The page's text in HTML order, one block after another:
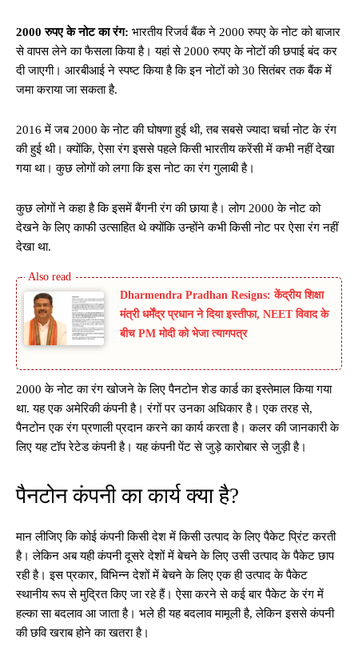
2000 रुपए के नोट का रंग: भारतीय रिजर्व बैंक ने 2000 रुपए के नोट को बाजार
से वापस लेने का फैसला किया है। यहां से 2000 रुपए के नोटों की छपाई बंद कर
दी जाएगी। आरबीआई ने स्पष्ट किया है कि इन नोटों को 30 सितंबर तक बैंक में
जमा कराया जा सकता है.
2016 में जब 2000 के नोट की घोषणा हुई थी, तब सबसे ज्यादा चर्चा नोट के रंग
की हुई थी। क्योंकि, ऐसा रंग इससे पहले किसी भारतीय करेंसी में कभी नहीं देखा
गया था। कुछ लोगों को लगा कि इस नोट का रंग गुलाबी है।
कुछ लोगों ने कहा है कि इसमें बैंगनी रंग की छाया है। लोग 2000 के नोट को
देखने के लिए काफी उत्साहित थे क्योंकि उन्होंने कभी किसी नोट पर ऐसा रंग नहीं
देखा था.
Dharmendra Pradhan Resigns: केंद्रीय शिक्षा
मंत्री धर्मेंद्र प्रधान ने दिया इस्तीफा, NEET विवाद के
बीच PM मोदी को भेजा त्यागपत्र
2000 के नोट का रंग खोजने के लिए पैनटोन शेड कार्ड का इस्तेमाल किया गया
था. यह एक अमेरिकी कंपनी है। रंगों पर उनका अधिकार है। एक तरह से,
पैनटोन एक रंग प्रणाली प्रदान करने का कार्य करता है। कलर की जानकारी के
लिए यह टॉप रेटेड कंपनी है। यह कंपनी पेंट से जुड़े कारोबार से जुड़ी है।
पैनटोन कंपनी का कार्य क्या है?
मान लीजिए कि कोई कंपनी किसी देश में किसी उत्पाद के लिए पैकेट प्रिंट करती
है। लेकिन अब यही कंपनी दूसरे देशों में बेचने के लिए उसी उत्पाद के पैकेट छाप
रही है। इस प्रकार, विभिन्न देशों में बेचने के लिए एक ही उत्पाद के पैकेट
स्थानीय रूप से मुद्रित किए जा रहे हैं। ऐसा करने से कई बार पैकेट के रंग में
हल्का सा बदलाव आ जाता है। भले ही यह बदलाव मामूली है, लेकिन इससे कंपनी
की छवि खराब होने का खतरा है।